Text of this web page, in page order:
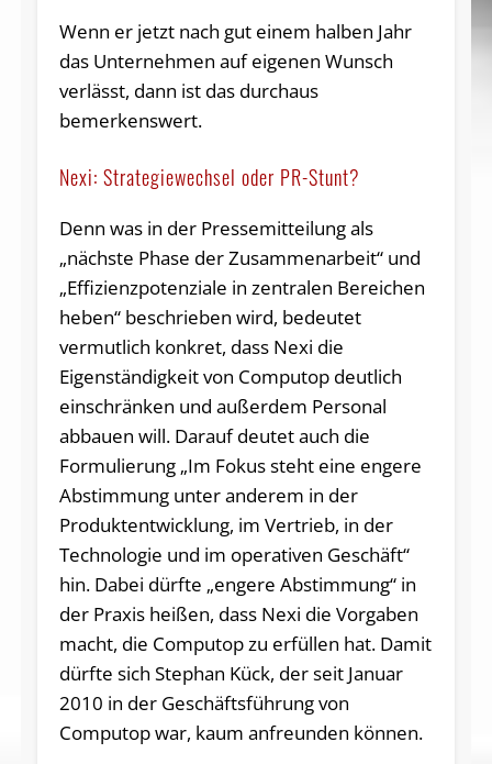
Wenn er jetzt nach gut einem halben Jahr
das Unternehmen auf eigenen Wunsch
verlässt, dann ist das durchaus
bemerkenswert.
Nexi: Strategiewechsel oder PR-Stunt?
Denn was in der Pressemitteilung als
„nächste Phase der Zusammenarbeit“ und
„Effizienzpotenziale in zentralen Bereichen
heben“ beschrieben wird, bedeutet
vermutlich konkret, dass Nexi die
Eigenständigkeit von Computop deutlich
einschränken und außerdem Personal
abbauen will. Darauf deutet auch die
Formulierung „Im Fokus steht eine engere
Abstimmung unter anderem in der
Produktentwicklung, im Vertrieb, in der
Technologie und im operativen Geschäft“
hin. Dabei dürfte „engere Abstimmung“ in
der Praxis heißen, dass Nexi die Vorgaben
macht, die Computop zu erfüllen hat. Damit
dürfte sich Stephan Kück, der seit Januar
2010 in der Geschäftsführung von
Computop war, kaum anfreunden können.